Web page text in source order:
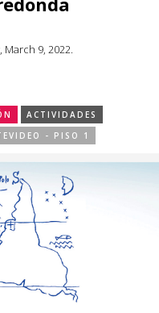
categoría
9, 2022.
ACTIVIDADES
- PISO 1